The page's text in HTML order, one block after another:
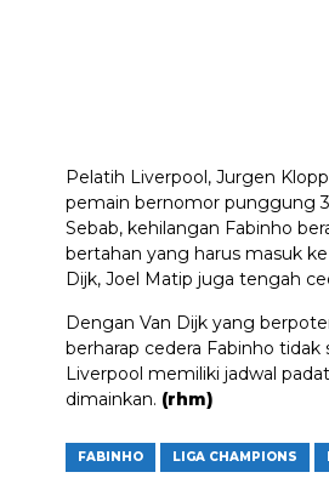
Pelatih Liverpool, Jurgen
pemain bernomor punggung
Sebab, kehilangan Fabinho
bertahan yang harus masuk
Dijk, Joel Matip juga tengah
Dengan Van Dijk yang
berharap cedera Fabinho
Liverpool memiliki jadwal
dimainkan. (rhm)
FABINHO LIGA CHAMPIONS